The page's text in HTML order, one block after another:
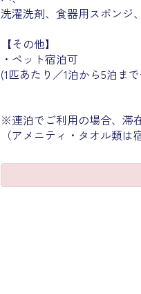
洗濯洗剤、食器用スポンジ
【その他】
・ペット宿泊可
(1匹あたり／1泊から5泊ま
※連泊でご利用の場合、滞
（アメニティ・タオル類は